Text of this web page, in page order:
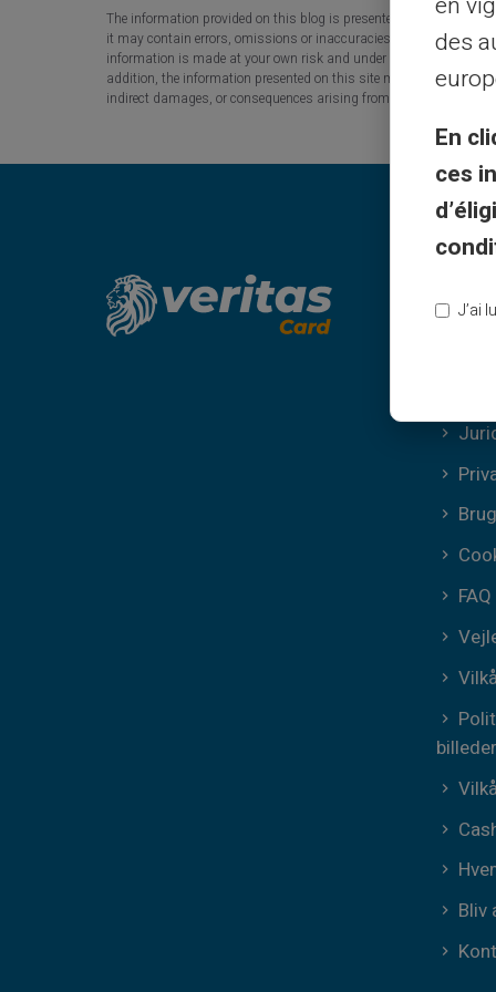
The information provided on this blog is presented for
it may contain errors, omissions or inaccuracies. Carte Veritas
information is made at your own risk and under your sole
addition, the information presented on this site may be modified
indirect damages, or consequences arising from the use of the
vilkår
FAQ
billeder
Bliv
des
En
ces
J’ai